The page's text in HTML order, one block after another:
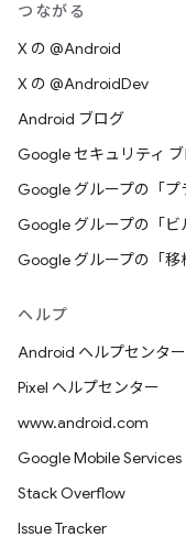
つながる
X の @Android
X の @AndroidDev
Android ブログ
Google セキュリティ
Google グループの「プ
Google グループの「ビ
Google グループの「移
ヘルプ
Android ヘルプセンター
Pixel ヘルプセンター
www.android.com
Google Mobile Services
Stack Overflow
Issue Tracker